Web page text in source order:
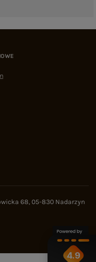
68,05-830 Nadarzyn
4.9